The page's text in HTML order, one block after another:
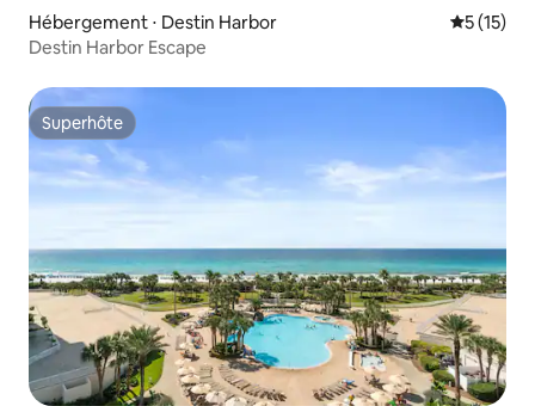
Hébergement ⋅ Destin Harbor
5 (15)
Destin Harbor Escape
Superhôte
Superhôte